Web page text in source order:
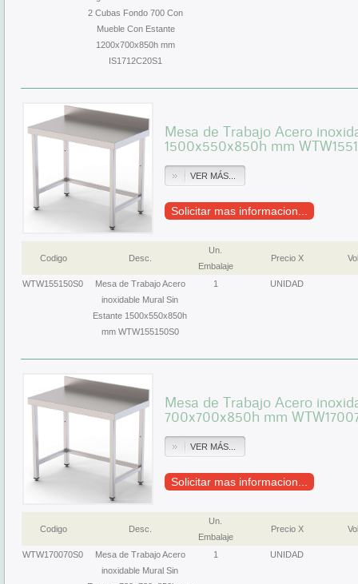
2 Cubas Fondo 700 Con
Mueble Con Estante
1200x700x850h mm
IS1712C20S1
Mesa de Trabajo Acero
1500x550x850h mm
VER MÁS...
Solicitar mas informacion...
Codigo Desc.
Un.
Embalaje
Precio X
WTW155150S0
Mesa de Trabajo Acero
inoxidable Mural Sin
Estante 1500x550x850h
mm WTW155150S0
1 UNIDAD
Mesa de Trabajo Acero
700x700x850h mm
VER MÁS...
Solicitar mas informacion...
Codigo Desc.
Un.
Embalaje
Precio X
WTW170070S0
Mesa de Trabajo Acero
inoxidable Mural Sin
1 UNIDAD